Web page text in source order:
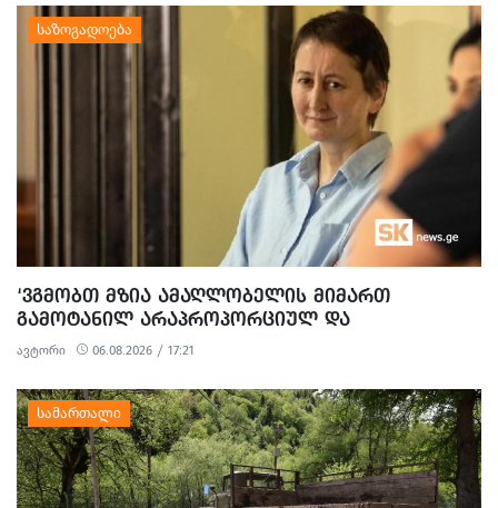
‘ᲕᲒᲛᲝᲑᲗ ᲛᲖᲘᲐ ᲐᲛᲐᲦᲚᲝᲑᲔᲚᲘᲡ ᲛᲘᲛᲐᲠᲗ
ᲒᲐᲛᲝᲢᲐᲜᲘᲚ ᲐᲠᲐᲞᲠᲝᲞᲝᲠᲪᲘᲣᲚ ᲓᲐ
ᲞᲝᲚᲘᲢᲘᲖᲔᲑᲣᲚ ᲒᲐᲜᲐᲩᲔᲜᲡ’ - ᲔᲕᲠᲝᲙᲐᲕᲨᲘᲠᲘᲡ
ᲡᲐᲔᲚᲩᲝ
ავტორი 06.08.2026 / 17:21